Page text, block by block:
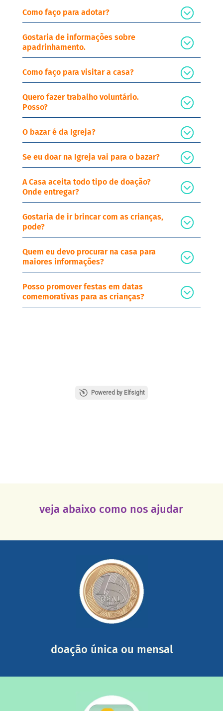
Como faço para adotar?
Gostaria de informações sobre
apadrinhamento.
Como faço para visitar a casa?
Quero fazer trabalho voluntário.
Posso?
O bazar é da Igreja?
Se eu doar na Igreja vai para o bazar?
A Casa aceita todo tipo de doação?
Onde entregar?
Gostaria de ir brincar com as crianças,
pode?
Quem eu devo procurar na casa para
maiores informações?
Posso promover festas em datas
comemorativas para as crianças?
Powered by Elfsight
veja abaixo como nos ajudar
doação única ou mensal
mail mostrando tudo o que fizemos com a sua ajuda
somada a de outras pessoas.
saiba mais